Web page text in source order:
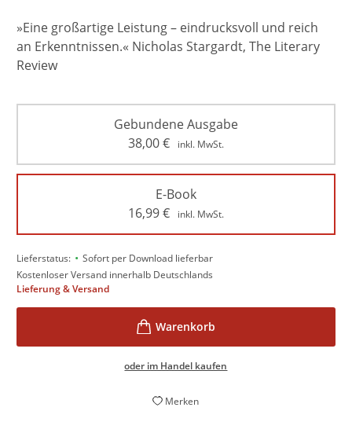
»Eine großartige Leistung – eindrucksvoll und reich
an Erkenntnissen.« Nicholas Stargardt, The Literary
Review
Gebundene Ausgabe
38,00€ inkl. MwSt.
E-Book
16,99€ inkl. MwSt.
Lieferstatus: • Sofort per Download lieferbar
Kostenloser Versand innerhalb Deutschlands
Lieferung & Versand
oder im Handel kaufen
Merken